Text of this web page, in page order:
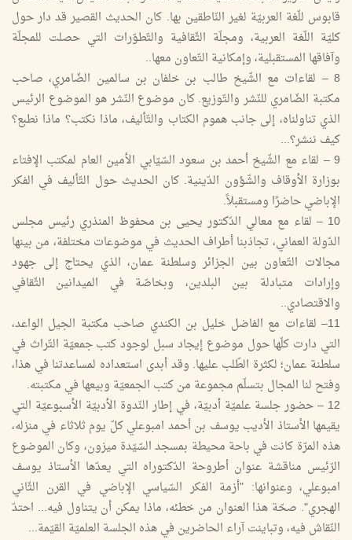
قابوس للّغة العربيّة لغير النّاطقين بها. كان الحديث القصير قد دار حول
كليّة اللّغة العربية، ومجلّة الثّقافية والتّطوّرات التي حصلت للمجلّة
وآفاقها المستقبلية، وإمكانية التّعاون معها..
8 – لقاءات مع الشّيخ طالب بن خلفان بن سالمين الضّامري، صاحب
مكتبة الضّامري للنّشر والتّوزيع. كان موضوع النّشر هو الموضوع الرئيس
الذي تناولناه، إلى جانب هموم الكتاب والتّأليف، ماذا نكتب؟ ماذا نطبع؟
كيف ننشر؟...
9 – لقاء مع الشّيخ أحمد بن سعود السّيّابي الأمين العام لمكتب الإفتاء
بوزارة الأوقاف والشّؤون الدّينية. كان الحديث حول التّأليف في الفكر
الإباضي حاضرًا ومستقبلاً.
10 – لقاء مع معالي الدّكتور يحيى بن محفوظ المنذري رئيس مجلس
الدّولة العماني، تجاذبنا أطراف الحديث في موضوعات مختلفة، من بينها
مجالات التّعاون بين الجزائر وسلطنة عمان، الذي يحتاج إلى جهود
وإرادات متبادلة بين البلدين، وبخاصّة في الميدانين الثّقافي
والاقتصادي..
11– لقاءات مع الفاضل خليل بن الكندي صاحب مكتبة الجيل الواعد،
التي دارت كلّها حول موضوع إيجاد سبل لوجود كتب جمعيّة التّراث في
سلطنة عمان؛ لكثرة الطّلب عليها. وقد أبدى استعداده لمساعدتنا في هذا،
وفتح لنا المجال بتسلّم مجموعة من كتب الجمعيّة وبيعها في مكتبته.
12 – حضور جلسة علميّة أدبيّة، في إطار النّدوة الأدبيّة الأسبوعيّة التي
يقيمها الأستاذ الأديب يوسف بن أحمد امبوعلي كلّ يوم ثلاثاء في منزله،
هذه المرّة كانت في باحة محيطة بمسجد السّيّدة ميزون، وكان الموضوع
الرّئيس مناقشة عنوان أطروحة الدّكتوراه التي يعدّها الأستاذ يوسف
امبوعلي، وعنوانها: "أزمة الفكر السّياسي الإباضي في القرن الثّاني
الهجري". صحّة هذا العنوان من خطئه، ماذا يمكن أن يتناول فيه... احتدّ
النّقاش فيه، وتباينت آراء الحاضرين في هذه الجلسة العلميّة القيّمة...